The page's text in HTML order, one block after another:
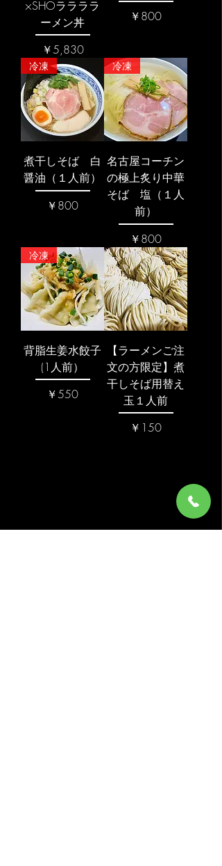
×SHOララララ
ーメン丼
価格
￥5,830
価格
￥800
冷凍
煮干しそば 白
醤油（１人前）
価格
￥800
冷凍
名古屋コーチン
の極上炙り中華
そば 塩（１人
前）
価格
￥800
冷凍
背脂生姜水餃子
(1人前）
価格
￥550
【ラーメンご注
文の方限定】煮
干しそば用替え
玉１人前
価格
￥150